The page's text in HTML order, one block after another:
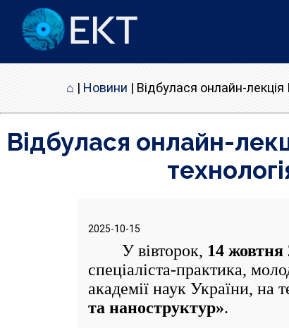
⌂ | Новини | Відбулася онлайн-
Відбулася онлайн-
2025-10-15
У вівторок, 14 жовтня
спеціаліста-практика,
академії наук України, на
та наноструктур».